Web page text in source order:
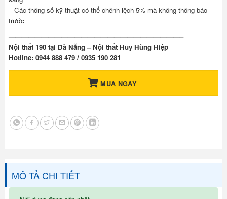
– Các thông số kỹ thuật có thể chênh lệch 5% mà không thông báo
trước
——————————————————————————–
Nội thất 190 tại Đà Nẵng – Nội thất Huy Hùng Hiệp
Hotline: 0944 888 479 / 0935 190 281
MUA NGAY
MÔ TẢ CHI TIẾT